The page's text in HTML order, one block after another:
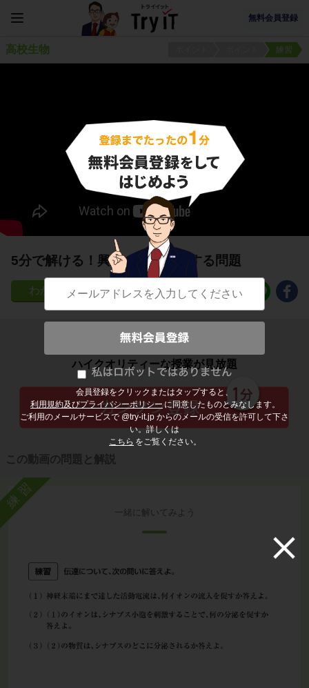
無料会員登録
会員登録をクリックまたはタップすると、
利用規約及びプライバシーポリシー に同意したものとみなします。
ご利用のメールサービスで @try-it.jp からのメールの受信を許可して下さ
い。詳しくは
こちら をご覧ください。
高校生物 練習
5分で解ける！興奮の伝達に関する問題
5
子どもの勉強から大人の学び直しまで
ハイクオリティーな授業が見放題
この動画の問題と解説
練習
一緒に解いてみよう